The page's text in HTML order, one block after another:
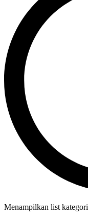
Menampilkan list kategori